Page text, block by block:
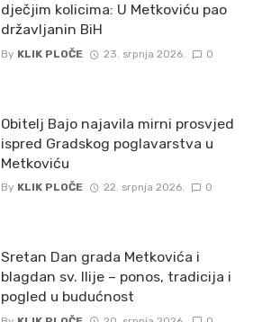
dječjim kolicima: U Metkoviću pao
državljanin BiH
By KLIK PLOČE 23. srpnja 2026. 0
Obitelj Bajo najavila mirni prosvjed
ispred Gradskog poglavarstva u
Metkoviću
By KLIK PLOČE 22. srpnja 2026. 0
Sretan Dan grada Metkovića i
blagdan sv. Ilije – ponos, tradicija i
pogled u budućnost